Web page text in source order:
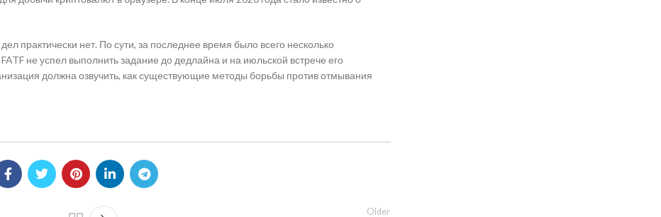
практически нет. По сути, за последнее время было всего несколько
не успел выполнить задание до дедлайна и на июльской встрече его
должна озвучить, как существующие методы борьбы против отмывания
Older